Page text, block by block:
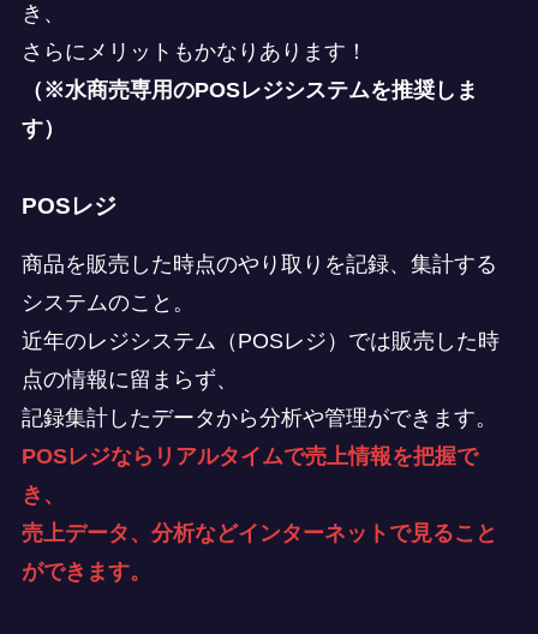
き、
さらにメリットもかなりあります！
（※水商売専用のPOSレジシステムを推奨しま
す）
POSレジ
商品を販売した時点のやり取りを記録、集計する
システムのこと。
近年のレジシステム（POSレジ）では販売した時
点の情報に留まらず、
記録集計したデータから分析や管理ができます。
POSレジならリアルタイムで売上情報を把握で
き、
売上データ、分析などインターネットで見ること
ができます。